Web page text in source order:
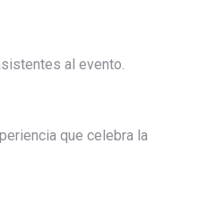
al evento.
que celebra la